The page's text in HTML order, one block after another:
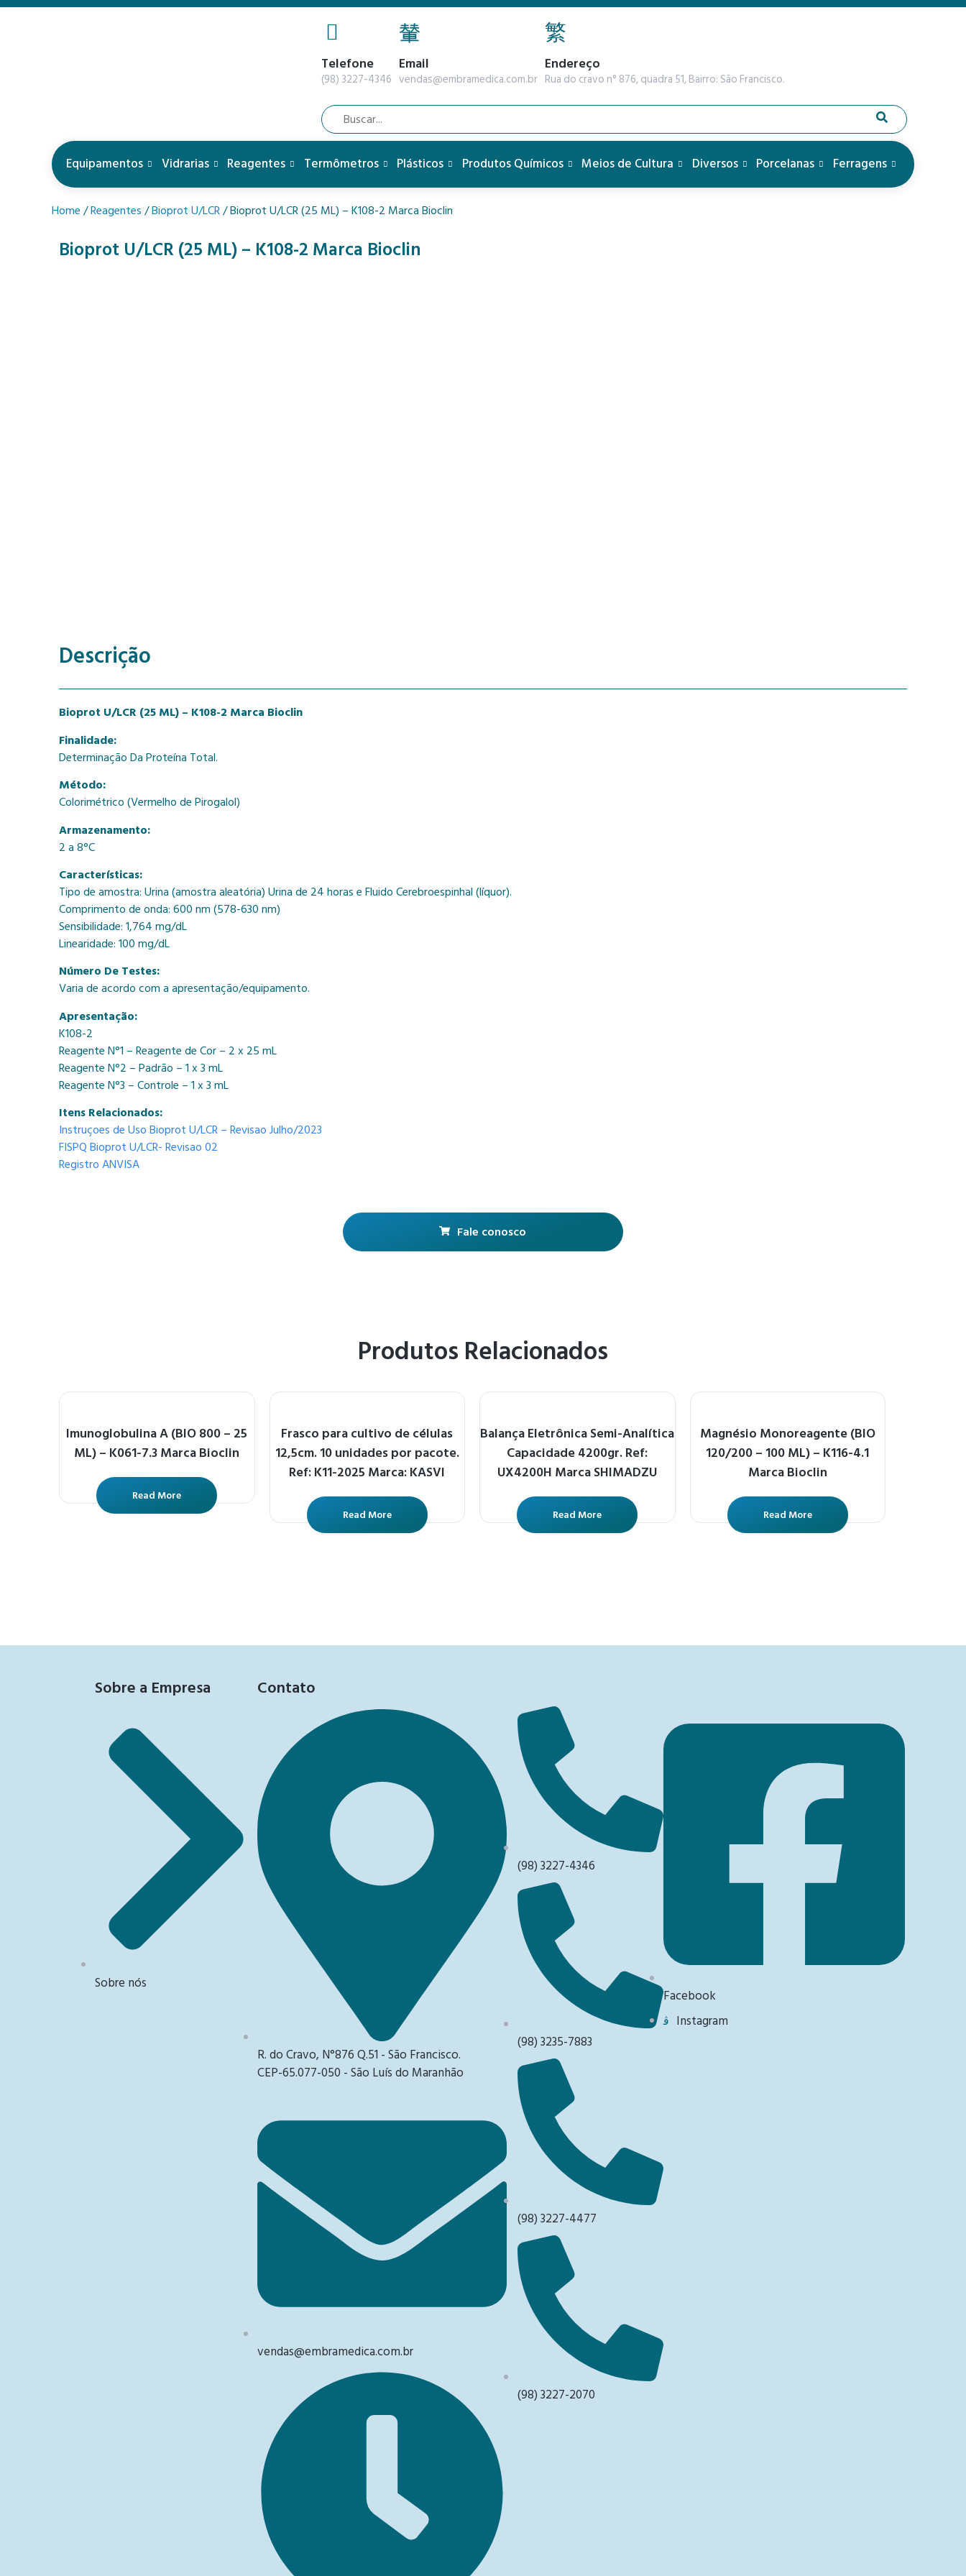
Telefone
(98) 3227-4346
Email
vendas@embramedica.com.br
Endereço
Rua do cravo n° 876, quadra 51, Bairro: São Francisco.
Equipamentos Vidrarias Reagentes Termômetros Plásticos Produtos Químicos Meios de Cultura Diversos Porcelanas Ferragens
Home/Reagentes/Bioprot U/LCR/ Bioprot U/LCR (25 ML) – K108-2 Marca Bioclin
Bioprot U/LCR (25 ML) – K108-2 Marca Bioclin
Descrição
Bioprot U/LCR (25 ML) – K108-2 Marca Bioclin
Finalidade:
Determinação Da Proteína Total.
Método:
Colorimétrico (Vermelho de Pirogalol)
Armazenamento:
2 a 8°C
Características:
Tipo de amostra: Urina (amostra aleatória) Urina de 24 horas e Fluido Cerebroespinhal (líquor).
Comprimento de onda: 600 nm (578-630 nm)
Sensibilidade: 1,764 mg/dL
Linearidade: 100 mg/dL
Número De Testes:
Varia de acordo com a apresentação/equipamento.
Apresentação:
K108-2
Reagente N°1 – Reagente de Cor – 2 x 25 mL
Reagente N°2 – Padrão – 1 x 3 mL
Reagente N°3 – Controle – 1 x 3 mL
Itens Relacionados:
Instruçoes de Uso Bioprot U/LCR – Revisao Julho/2023
FISPQ Bioprot U/LCR- Revisao 02
Registro ANVISA
Fale conosco
Produtos Relacionados
Imunoglobulina A (BIO 800 – 25
ML) – K061-7.3 Marca Bioclin
Read More
Frasco para cultivo de células
12,5cm. 10 unidades por pacote.
Ref: K11-2025 Marca: KASVI
Read More
Balança Eletrônica Semi-Analítica
Capacidade 4200gr. Ref:
UX4200H Marca SHIMADZU
Read More
Magnésio Monoreagente (BIO
120/200 – 100 ML) – K116-4.1
Marca Bioclin
Read More
Sobre a Empresa
Sobre nós
Contato
R. do Cravo, N°876 Q.51 - São Francisco.
CEP-65.077-050 - São Luís do Maranhão
vendas@embramedica.com.br
(98) 3227-4346
(98) 3235-7883
(98) 3227-4477
(98) 3227-2070
Facebook
Instagram